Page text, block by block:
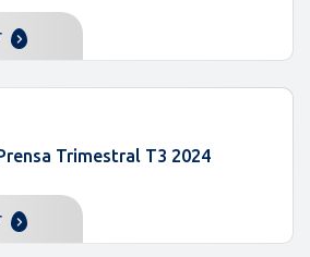
Trimestral T3 2024